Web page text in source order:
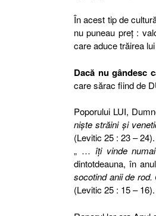
În acest tip de
nu puneau preţ :
care aduce trăirea
Dacă nu gândesc
care sărac fiind de
Poporului LUI,
nişte străini şi
(Levitic 25 : 23 –
„ … îţi vinde
dintotdeauna, în
socotind anii de
(Levitic 25 : 15 – 16).